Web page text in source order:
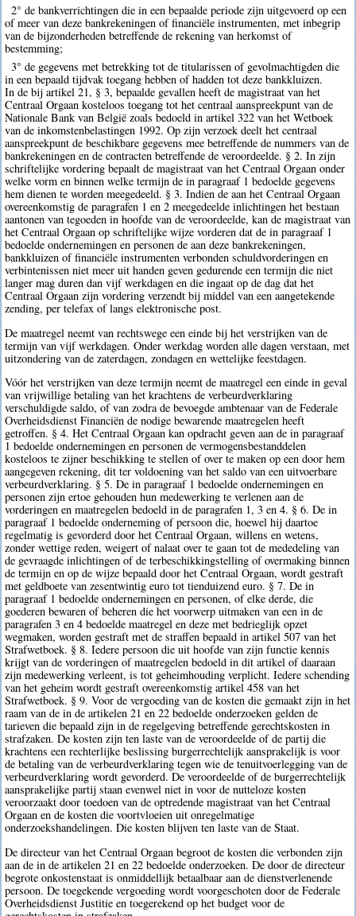
2° de bankverrichtingen die in een bepaalde periode zijn uitgevoerd op een
of meer van deze bankrekeningen of financiële instrumenten, met inbegrip
van de bijzonderheden betreffende de rekening van herkomst of
bestemming;
3° de gegevens met betrekking tot de titularissen of gevolmachtigden die
in een bepaald tijdvak toegang hebben of hadden tot deze bankkluizen.
In de bij artikel 21, § 3, bepaalde gevallen heeft de magistraat van het
Centraal Orgaan kosteloos toegang tot het centraal aanspreekpunt van de
Nationale Bank van België zoals bedoeld in artikel 322 van het Wetboek
van de inkomstenbelastingen 1992. Op zijn verzoek deelt het centraal
aanspreekpunt de beschikbare gegevens mee betreffende de nummers van de
bankrekeningen en de contracten betreffende de veroordeelde. § 2. In zijn
schriftelijke vordering bepaalt de magistraat van het Centraal Orgaan onder
welke vorm en binnen welke termijn de in paragraaf 1 bedoelde gegevens
hem dienen te worden meegedeeld. § 3. Indien de aan het Centraal Orgaan
overeenkomstig de paragrafen 1 en 2 meegedeelde inlichtingen het bestaan
aantonen van tegoeden in hoofde van de veroordeelde, kan de magistraat van
het Centraal Orgaan op schriftelijke wijze vorderen dat de in paragraaf 1
bedoelde ondernemingen en personen de aan deze bankrekeningen,
bankkluizen of financiële instrumenten verbonden schuldvorderingen en
verbintenissen niet meer uit handen geven gedurende een termijn die niet
langer mag duren dan vijf werkdagen en die ingaat op de dag dat het
Centraal Orgaan zijn vordering verzendt bij middel van een aangetekende
zending, per telefax of langs elektronische post.
De maatregel neemt van rechtswege een einde bij het verstrijken van de
termijn van vijf werkdagen. Onder werkdag worden alle dagen verstaan, met
uitzondering van de zaterdagen, zondagen en wettelijke feestdagen.
Vóór het verstrijken van deze termijn neemt de maatregel een einde in geval
van vrijwillige betaling van het krachtens de verbeurdverklaring
verschuldigde saldo, of van zodra de bevoegde ambtenaar van de Federale
Overheidsdienst Financiën de nodige bewarende maatregelen heeft
getroffen. § 4. Het Centraal Orgaan kan opdracht geven aan de in paragraaf
1 bedoelde ondernemingen en personen de vermogensbestanddelen
kosteloos te zijner beschikking te stellen of over te maken op een door hem
aangegeven rekening, dit ter voldoening van het saldo van een uitvoerbare
verbeurdverklaring. § 5. De in paragraaf 1 bedoelde ondernemingen en
personen zijn ertoe gehouden hun medewerking te verlenen aan de
vorderingen en maatregelen bedoeld in de paragrafen 1, 3 en 4. § 6. De in
paragraaf 1 bedoelde onderneming of persoon die, hoewel hij daartoe
regelmatig is gevorderd door het Centraal Orgaan, willens en wetens,
zonder wettige reden, weigert of nalaat over te gaan tot de mededeling van
de gevraagde inlichtingen of de terbeschikkingstelling of overmaking binnen
de termijn en op de wijze bepaald door het Centraal Orgaan, wordt gestraft
met geldboete van zesentwintig euro tot tienduizend euro. § 7. De in
paragraaf 1 bedoelde ondernemingen en personen, of elke derde, die
goederen bewaren of beheren die het voorwerp uitmaken van een in de
paragrafen 3 en 4 bedoelde maatregel en deze met bedrieglijk opzet
wegmaken, worden gestraft met de straffen bepaald in artikel 507 van het
Strafwetboek. § 8. Iedere persoon die uit hoofde van zijn functie kennis
krijgt van de vorderingen of maatregelen bedoeld in dit artikel of daaraan
zijn medewerking verleent, is tot geheimhouding verplicht. Iedere schending
van het geheim wordt gestraft overeenkomstig artikel 458 van het
Strafwetboek. § 9. Voor de vergoeding van de kosten die gemaakt zijn in het
raam van de in de artikelen 21 en 22 bedoelde onderzoeken gelden de
tarieven die bepaald zijn in de regelgeving betreffende gerechtskosten in
strafzaken. De kosten zijn ten laste van de veroordeelde of de partij die
krachtens een rechterlijke beslissing burgerrechtelijk aansprakelijk is voor
de betaling van de verbeurdverklaring tegen wie de tenuitvoerlegging van de
verbeurdverklaring wordt gevorderd. De veroordeelde of de burgerrechtelijk
aansprakelijke partij staan evenwel niet in voor de nutteloze kosten
veroorzaakt door toedoen van de optredende magistraat van het Centraal
Orgaan en de kosten die voortvloeien uit onregelmatige
onderzoekshandelingen. Die kosten blijven ten laste van de Staat.
De directeur van het Centraal Orgaan begroot de kosten die verbonden zijn
aan de in de artikelen 21 en 22 bedoelde onderzoeken. De door de directeur
begrote onkostenstaat is onmiddellijk betaalbaar aan de dienstverlenende
persoon. De toegekende vergoeding wordt voorgeschoten door de Federale
Overheidsdienst Justitie en toegerekend op het budget voor de